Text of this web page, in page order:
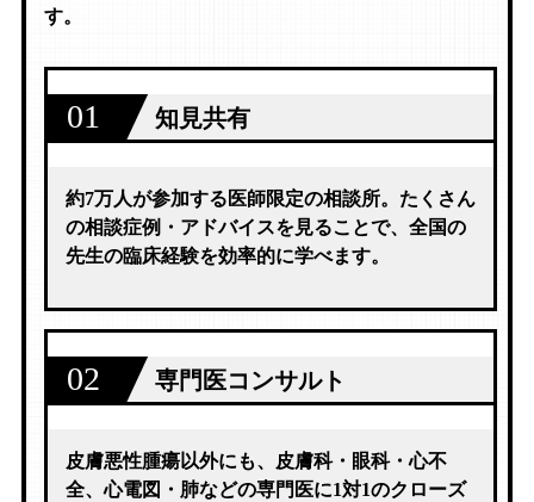
す。
01 知見共有
約7万人が参加する医師限定の相談所。たくさん
の相談症例・アドバイスを見ることで、全国の
先生の臨床経験を効率的に学べます。
02 専門医コンサルト
皮膚悪性腫瘍以外にも、皮膚科・眼科・心不
全、心電図・肺などの専門医に1対1のクローズ